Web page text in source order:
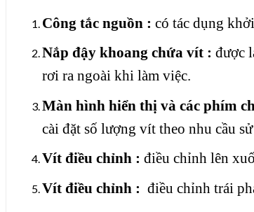
Công tắc nguồn : có tác dụng
Nắp đậy khoang chứa vít : được
rơi ra ngoài khi làm việc.
Màn hình hiển thị và các phím
cài đặt số lượng vít theo nhu cầu
Vít điều chỉnh : điều chỉnh lên
Vít điều chỉnh : điều chỉnh trái